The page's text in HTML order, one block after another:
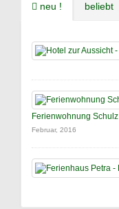
neu ! beliebt
Ferienwohnung Schulz
Februar, 2016